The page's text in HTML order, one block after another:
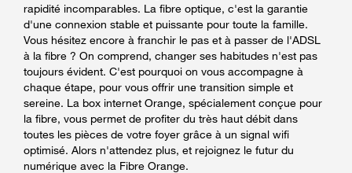
rapidité incomparables. La fibre optique, c'est la garantie
d'une connexion stable et puissante pour toute la famille.
Vous hésitez encore à franchir le pas et à passer de l'ADSL
à la fibre ? On comprend, changer ses habitudes n'est pas
toujours évident. C'est pourquoi on vous accompagne à
chaque étape, pour vous offrir une transition simple et
sereine. La box internet Orange, spécialement conçue pour
la fibre, vous permet de profiter du très haut débit dans
toutes les pièces de votre foyer grâce à un signal wifi
optimisé. Alors n'attendez plus, et rejoignez le futur du
numérique avec la Fibre Orange.